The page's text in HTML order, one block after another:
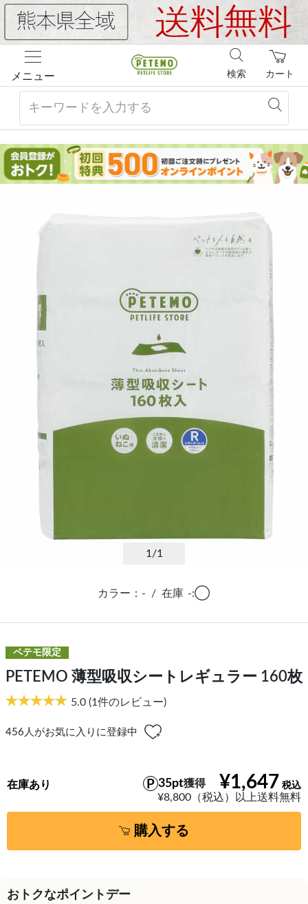
メニュー カート
検索
1/1
カラー：- / 在庫 -:◯
ペテモ限定
PETEMO 薄型吸収シートレギュラー 160枚
5.0 (1件のレビュー)
456 人がお気に入りに登録中
¥1,647
35pt獲得
¥8,800（税込）以上送料無料
在庫あり
購入する
おトクなポイントデー